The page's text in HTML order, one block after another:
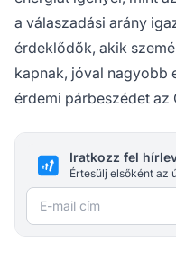
a válaszadási arány
érdeklődők, akik
kapnak, jóval nagyobb
érdemi párbeszédet az
Iratkozz fel
Értesülj elsőként az
E-mail cím